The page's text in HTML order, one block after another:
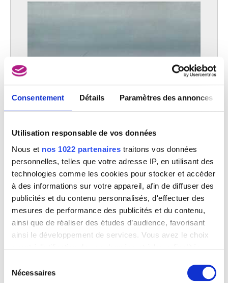
Consentement Détails Paramètres des annonces
Utilisation responsable de vos données
Nous et nos 1022 partenaires traitons vos données
personnelles, telles que votre adresse IP, en utilisant des
technologies comme les cookies pour stocker et accéder
à des informations sur votre appareil, afin de diffuser des
publicités et du contenu personnalisés, d'effectuer des
mesures de performance des publicités et du contenu,
ainsi que de réaliser des études d’audience, favorisant
ainsi le développement de services. Vous avez le choix
quant à l'utilisation de vos données et à leurs finalités.
tout moment en consultant la Déclaration relative aux
Nécessaires
L'avion